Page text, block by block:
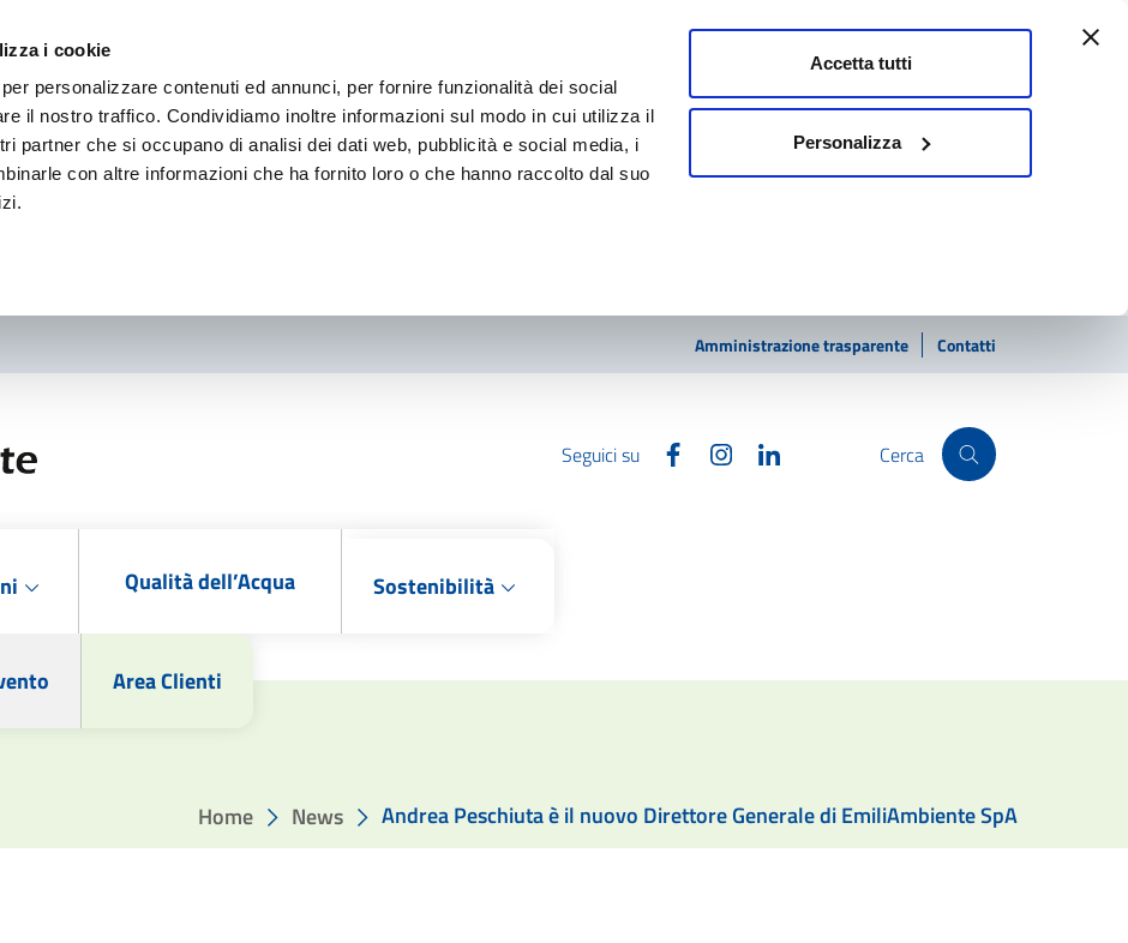
i cookie
per personalizzare contenuti ed annunci, per fornire funzionalità dei social
il nostro traffico. Condividiamo inoltre informazioni sul modo in cui utilizza il
partner che si occupano di analisi dei dati web, pubblicità e social media, i
con altre informazioni che ha fornito loro o che hanno raccolto dal suo
Accetta tutti
Personalizza
Amministrazione trasparente Contatti
Seguici su FacebookInstagram Cerca
Qualità dell’Acqua Sostenibilità
Area Clienti
Home News Andrea Peschiuta è il nuovo Direttore Generale di EmiliAmbiente SpA